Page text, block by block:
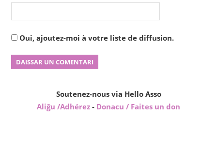
Oui, ajoutez-moi à votre liste de diffusion.
Soutenez-nous via Hello Asso
Aliĝu /Adhérez - Donacu / Faites un don